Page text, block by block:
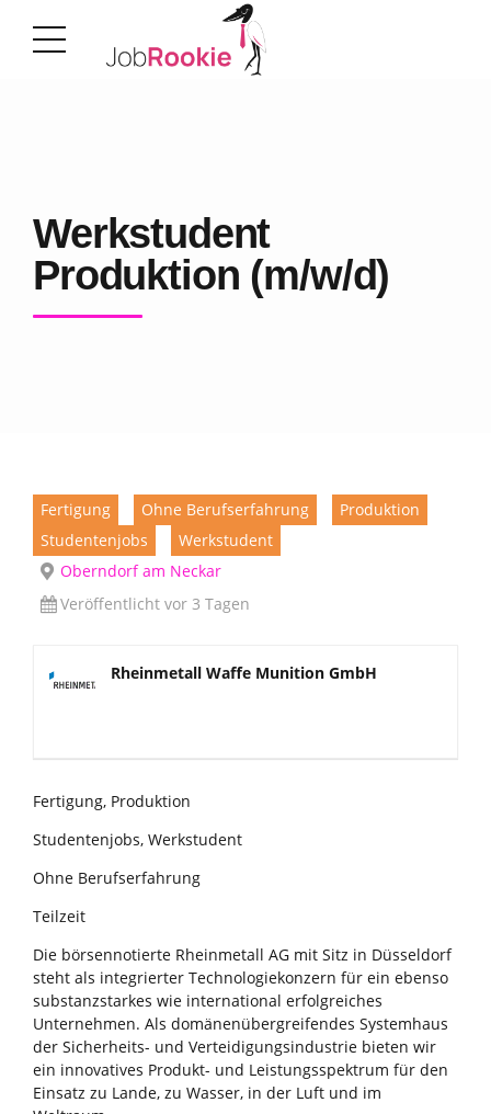
Werkstudent
Produktion (m/w/d)
Fertigung Ohne Berufserfahrung
Produktion
Studentenjobs
Werkstudent
Oberndorf am Neckar
Veröffentlicht vor 3 Tagen
Rheinmetall Waffe Munition GmbH
Fertigung, Produktion
Studentenjobs, Werkstudent
Ohne Berufserfahrung
Teilzeit
Die börsennotierte Rheinmetall AG mit Sitz in Düsseldorf
steht als integrierter Technologiekonzern für ein ebenso
substanzstarkes wie international erfolgreiches
Unternehmen. Als domänenübergreifendes Systemhaus
der Sicherheits- und Verteidigungsindustrie bieten wir
ein innovatives Produkt- und Leistungsspektrum für den
Einsatz zu Lande, zu Wasser, in der Luft und im